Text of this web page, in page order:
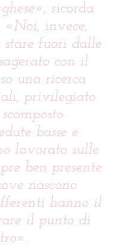
, ricorda
«Noi, invece,
stare fuori dalle
con il
una ricerca
privilegiato
basse e
lavorato sulle
ben presente
nascono
hanno il
il punto di
».